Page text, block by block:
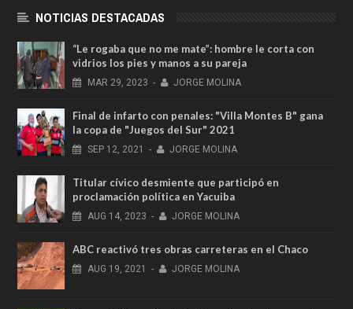
NOTICIAS DESTACADAS
“Le rogaba que no me mate”: hombre le corta con
vidrios los pies y manos a su pareja
MAR 29, 2023 - JORGE MOLINA
Final de infarto con penales: "Villa Montes B" gana
la copa de "Juegos del Sur" 2021
SEP 12, 2021 - JORGE MOLINA
Titular cívico desmiente que participó en
proclamación política en Yacuiba
AUG 14, 2023 - JORGE MOLINA
ABC reactivó tres obras carreteras en el Chaco
AUG 19, 2021 - JORGE MOLINA